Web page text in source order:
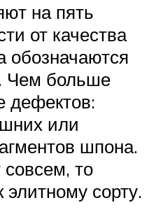
на пять
от качества
обозначаются
Чем больше
дефектов:
или
шпона.
то
элитному сорту.